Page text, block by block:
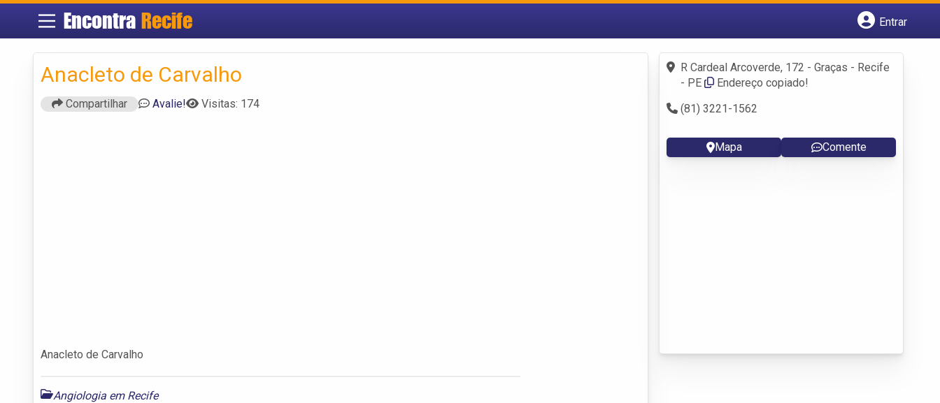
Encontra Recife
Entrar
Fazer login
Criar conta
Anacleto de Carvalho
Compartilhar Avalie! Visitas: 174
Anacleto de Carvalho
Angiologia em Recife
R Cardeal Arcoverde, 172 - Graças - Recife
- PE
Endereço copiado!
(81) 3221-1562
Mapa Comente